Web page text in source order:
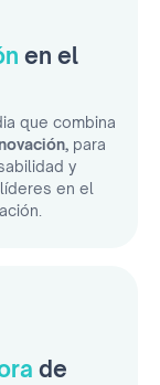
en el
que combina
para
y
en el
de